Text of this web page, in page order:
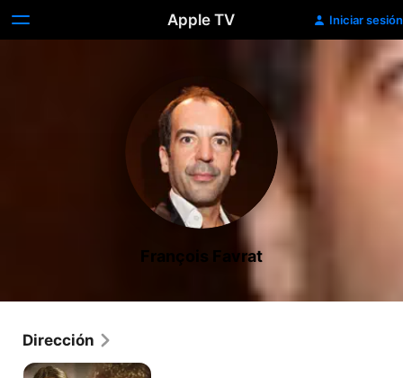
Apple TV Iniciar sesión
François Favrat
Dirección
Búmeran